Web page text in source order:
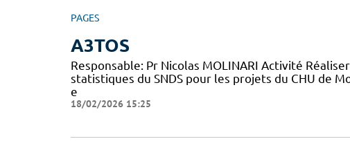
PAGES
A3TOS
Responsable: Pr Nicolas MOLINARI Activité
statistiques du SNDS pour les projets du CHU de
e
18/02/2026 15:25